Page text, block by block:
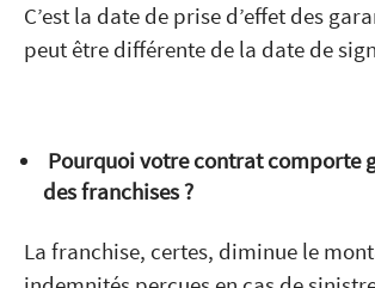
C’est la date de prise d’effet des
peut être différente de la date de
Pourquoi votre contrat comporte
des franchises ?
La franchise, certes, diminue le